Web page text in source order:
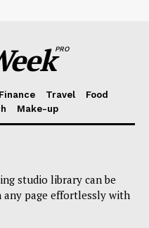
PRO
Finance Travel
Food
Make-up
studio library can be
any page effortlessly with